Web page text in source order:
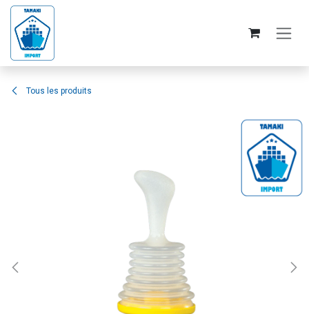
Se rendre au contenu
Tous les produits